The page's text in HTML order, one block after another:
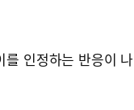
를 인정하는 반응이 나